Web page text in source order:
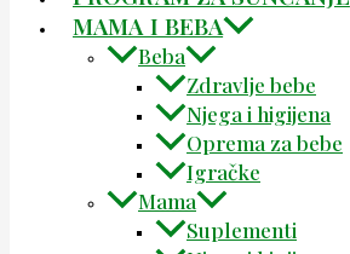
MAMA I BEBA
Beba
Zdravlje bebe
Njega i higijena
Oprema za bebe
Igračke
Mama
Suplementi